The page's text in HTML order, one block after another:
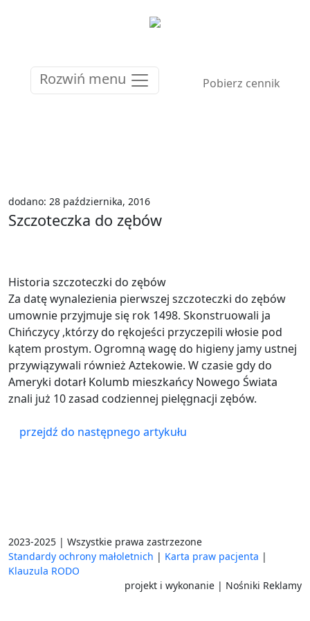
Rozwiń menu Pobierz cennik
dodano: 28 października, 2016
Szczoteczka do zębów
Historia szczoteczki do zębów
Za datę wynalezienia pierwszej szczoteczki do zębów
umownie przyjmuje się rok 1498. Skonstruowali ja
Chińczycy ,którzy do rękojeści przyczepili włosie pod
kątem prostym. Ogromną wagę do higieny jamy ustnej
przywiązywali również Aztekowie. W czasie gdy do
Ameryki dotarł Kolumb mieszkańcy Nowego Świata
znali już 10 zasad codziennej pielęgnacji zębów.
przejdź do następnego artykułu
2023-2025 | Wszystkie prawa zastrzezone
Standardy ochrony małoletnich | Karta praw pacjenta |
Klauzula RODO
projekt i wykonanie | Nośniki Reklamy